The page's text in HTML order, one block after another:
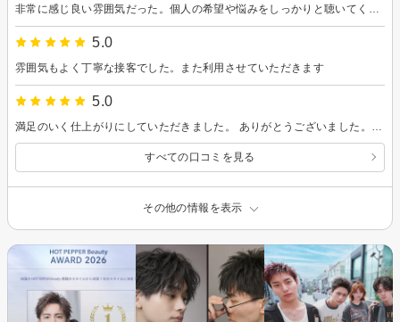
5.0
雰囲気もよく丁寧な接客でした。また利用させていただきます
5.0
すべての口コミを見る
その他の情報を表示